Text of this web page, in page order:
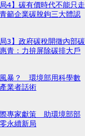
4】碳有價時代不能只走
籲企業碳脫鉤三大體認
3】政府碳稅開徵內部碳
青：力拚屏除碳排大戶
暴？ 環境部用科學數
業者話術
專家獻策 助環境部部
永續新局